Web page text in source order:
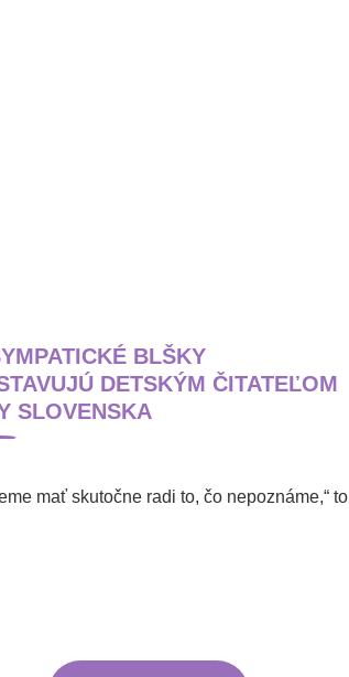
BLŠKY
DETSKÝM ČITATEĽOM
SLOVENSKA
mať skutočne radi to, čo nepoznáme,“ to